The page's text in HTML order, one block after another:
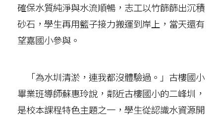
確保水質純淨與水流順暢，志工以竹篩篩出沉積
砂石，學生再用籃子接力搬運到岸上，當天還有
望嘉國小參與。
「為水圳清淤，連我都沒體驗過。」古樓國小
畢業班導師蘇惠玲說，鄰近古樓國小的二峰圳，
是校本課程特色主題之一，學生從認識水資源開